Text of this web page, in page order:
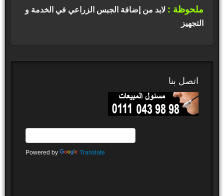
ملحوظة : لابد من إضافة الجبس الزراعي في الخدمة و
التجهيز
اتصل بنا
Powered by Translate